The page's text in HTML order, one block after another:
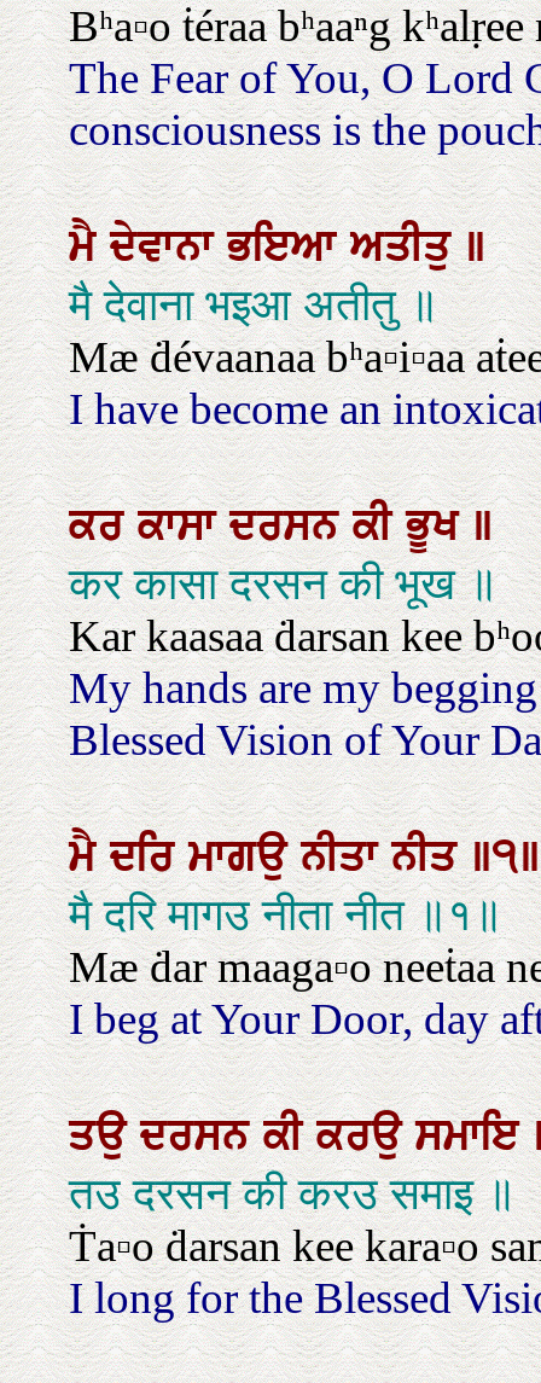
Bʰa▫o ṫéraa bʰaaⁿg
The Fear of You, O Lord
consciousness is the
ਮੈਦੇਵਾਨਾਭਇਆਅਤੀਤੁ॥
मै देवाना भइआ अतीतु ॥
Mæ ḋévaanaa bʰa▫i▫aa
I have become an
ਕਰਕਾਸਾਦਰਸਨਕੀਭੂਖ॥
कर कासा दरसन की भूख ॥
Kar kaasaa ḋarsan kee
My hands are my
Blessed Vision of Your
ਮੈਦਰਿਮਾਗਉਨੀਤਾਨੀਤ॥੧॥
मै दरि मागउ नीता नीत ॥१॥
Mæ ḋar maaga▫o neeṫaa
I beg at Your Door, day
ਤਉਦਰਸਨਕੀਕਰਉਸਮਾਇ
तउ दरसन की करउ समाइ ॥
Ṫa▫o ḋarsan kee kara▫o
I long for the Blessed